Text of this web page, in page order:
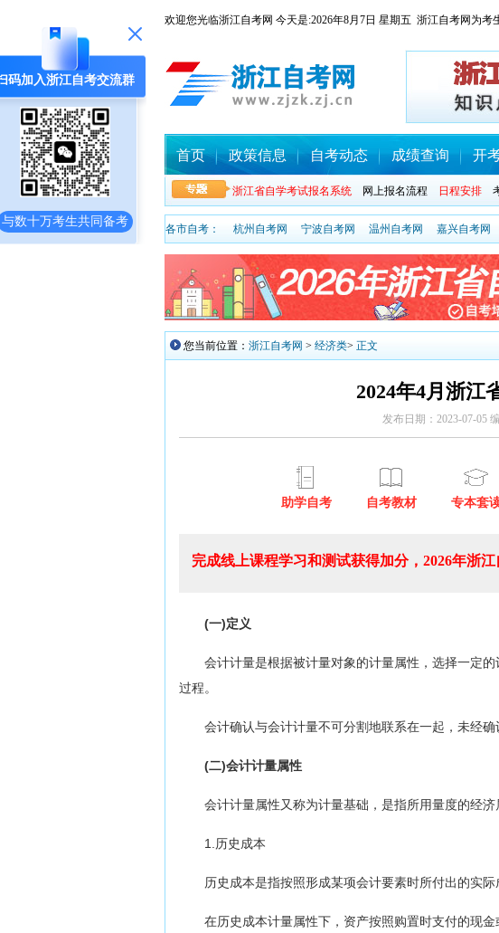
欢迎您光临浙江自考网 今天是:2026年8月7日 星期五 浙江自考网为考
首页 政策信息 自考动态 成绩查询 开
浙江省自学考试报名系统 网上报名流程 日程安排
各市自考： 杭州自考网 宁波自考网 温州自考网 嘉兴自考网
码加入浙江自考交流群
与数十万考生共同备考
您当前位置： 浙江自考网 > 经济类> 正文
2024年4月浙江
发布日期：2023-07-05
助学自考 自考教材 专本套
完成线上课程学习和测试获得加分，2026年浙
(一)定义
会计计量是根据被计量对象的计量属性，选择一定
过程。
会计确认与会计计量不可分割地联系在一起，未经
(二)会计计量属性
会计计量属性又称为计量基础，是指所用量度的经
1.历史成本
历史成本是指按照形成某项会计要素时所付出的实
在历史成本计量属性下，资产按照购置时支付的现